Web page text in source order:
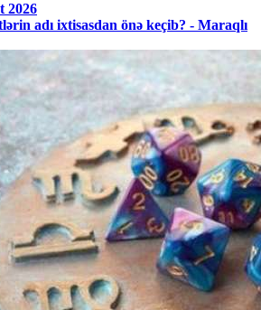
2026
adı ixtisasdan önə keçib? - Maraqlı